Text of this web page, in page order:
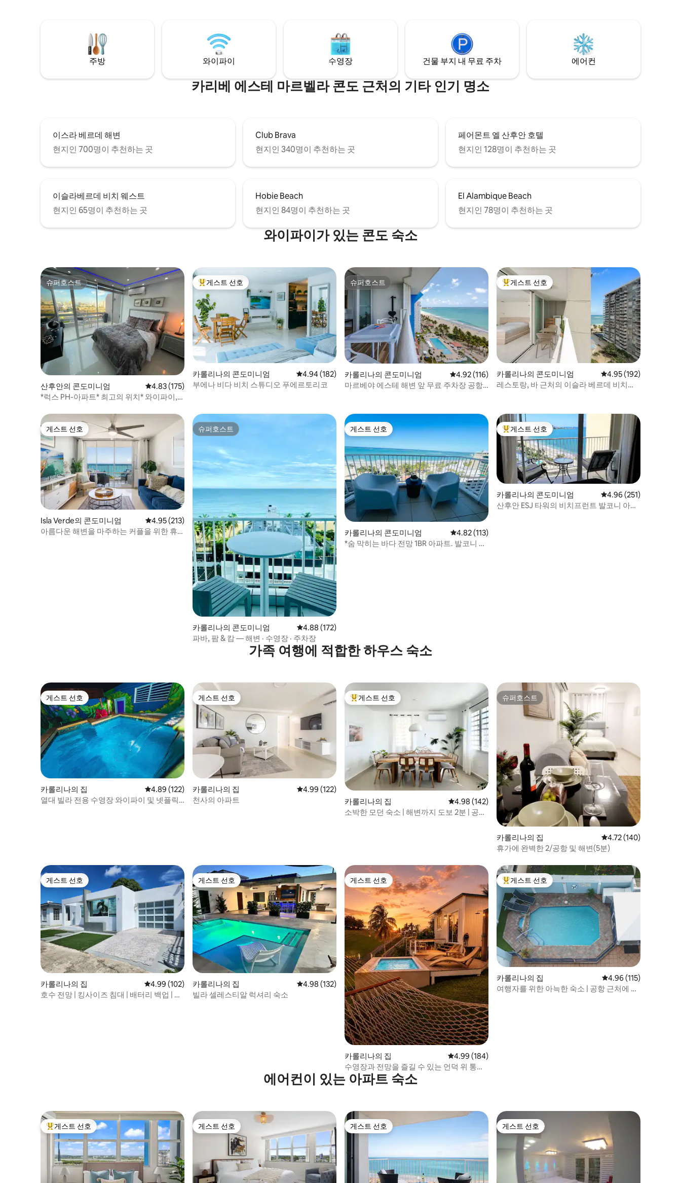
시설 면에서 이 지역에서 가장 인기 있는 곳
입니다. 연중무휴 보안.
재 폐쇄됨), 수영장, 정자, 바비큐 공간 등이
있습니다! 아일랜드 리빙 체험에 오신 것을
환영합니다!
수영장 ❌ 없음 ❌ 얼리 체크인/아웃 불가
주방 와이파이 수영장 건물 부지 내 무료 주차 에어컨
카리베 에스테 마르벨라 콘도 근처의 기타 인기 명소
이스라 베르데 해변
현지인 700명이 추천하는 곳
Club Brava
현지인 340명이 추천하는 곳
페어몬트 엘 산후안 호텔
현지인 128명이 추천하는 곳
이슬라베르데 비치 웨스트
현지인 65명이 추천하는 곳
Hobie Beach
현지인 84명이 추천하는 곳
El Alambique Beach
현지인 78명이 추천하는 곳
와이파이가 있는 콘도 숙소
슈퍼호스트
슈퍼호스트
산후안의 콘도미니엄 평점 4.83점(5점 만점), 후기 175개
4.83 (175)
*럭스 PH-아파트* 최고의 위치* 와이파이,
상위 게스트 선호
게스트 선호
카롤리나의 콘도미니엄 평점 4.94점(5점 만점), 후기 182개
4.94 (182)
부에나 비다 비치 스튜디오 푸에르토리코
슈퍼호스트
슈퍼호스트
카롤리나의 콘도미니엄 평점 4.92점(5점 만점), 후기 116개
4.92 (116)
마르베야 에스테 해변 앞 무료 주차장 공항
상위 게스트 선호
게스트 선호
카롤리나의 콘도미니엄 평점 4.95점(5점 만점),
4.95 (192)
레스토랑, 바 근처의 이슬라 베르데 비치프
게스트 선호
게스트 선호
Isla Verde의 콘도미니엄 평점 4.95점(5점 만점), 후기 213개
4.95 (213)
아름다운 해변을 마주하는 커플을 위한 휴
슈퍼호스트
슈퍼호스트
카롤리나의 콘도미니엄 평점 4.88점(5점 만점), 후기 172개
4.88 (172)
파바, 팜 & 캄 — 해변 · 수영장 · 주차장
게스트 선호
게스트 선호
카롤리나의 콘도미니엄 평점 4.82점(5점 만점), 후기 113개
4.82 (113)
*숨 막히는 바다 전망 1BR 아파트. 발코니 있
상위 게스트 선호
게스트 선호
카롤리나의 콘도미니엄 평점 4.96점(5점 만점),
4.96 (251)
산후안 ESJ 타워의 비치프런트 발코니 아파
가족 여행에 적합한 하우스 숙소
게스트 선호
게스트 선호
카롤리나의 집 평점 4.89점(5점 만점), 후기 122개
4.89 (122)
열대 빌라 전용 수영장 와이파이 및 넷플릭
게스트 선호
게스트 선호
카롤리나의 집 평점 4.99점(5점 만점), 후기 122개
4.99 (122)
천사의 아파트
상위 게스트 선호
게스트 선호
카롤리나의 집 평점 4.98점(5점 만점), 후기 142개
4.98 (142)
소박한 모던 숙소 | 해변까지 도보 2분 | 공항
슈퍼호스트
슈퍼호스트
카롤리나의 집 평점 4.72점(5점 만점),
4.72 (140)
휴가에 완벽한 2/공항 및 해변(5분)
게스트 선호
게스트 선호
카롤리나의 집 평점 4.99점(5점 만점), 후기 102개
4.99 (102)
호수 전망 | 킹사이즈 침대 | 배터리 백업 | 홈
게스트 선호
게스트 선호
카롤리나의 집 평점 4.98점(5점 만점), 후기 132개
4.98 (132)
빌라 셀레스티알 럭셔리 숙소
게스트 선호
게스트 선호
카롤리나의 집 평점 4.99점(5점 만점), 후기 184개
4.99 (184)
수영장과 전망을 즐길 수 있는 언덕 위 통나
무집 – 공항까지 18분
상위 게스트 선호
게스트 선호
카롤리나의 집 평점 4.96점(5점 만점),
4.96 (115)
여행자를 위한 아늑한 숙소 | 공항 근처에 위
에어컨이 있는 아파트 숙소
상위 게스트 선호
게스트 선호 게스트 선호
게스트 선호 게스트 선호
게스트 선호 게스트 선호
게스트 선호